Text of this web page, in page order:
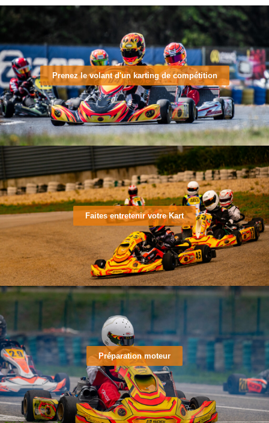
Prenez le volant d'un karting de compétition
Faites entretenir votre Kart
Préparation moteur